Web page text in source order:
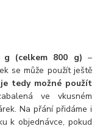
g (celkem 800 g) –
se může použít ještě
tedy možné použít
ve vkusném
Na přání přidáme i
k objednávce, pokud